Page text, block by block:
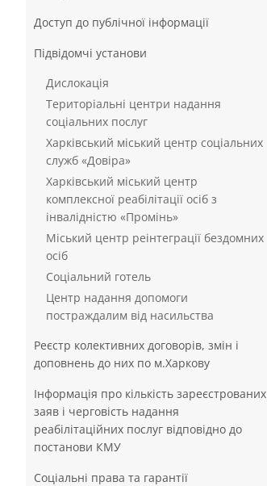
Доступ до публічної інформації
Підвідомчі установи
Дислокація
Територіальні центри надання
соціальних послуг
Харківський міський центр соціальних
служб «Довіра»
Харківський міський центр
комплексної реабілітації осіб з
інвалідністю «Промінь»
Міський центр реінтеграції бездомних
осіб
Соціальний готель
Центр надання допомоги
постраждалим від насильства
Реєстр колективних договорів, змін і
доповнень до них по м.Харкову
Інформація про кількість зареєстрованих
заяв і черговість надання
реабілітаційних послуг відповідно до
постанови КМУ
Соціальні права та гарантії